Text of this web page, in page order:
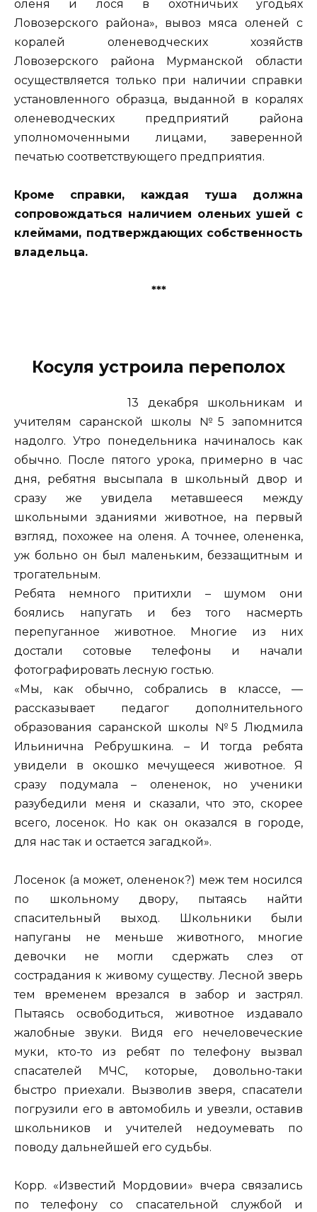
оленя и лося в охотничьих угодьях
Ловозерского района», вывоз мяса оленей с
коралей оленеводческих хозяйств
Ловозерского района Мурманской области
осуществляется только при наличии справки
установленного образца, выданной в коралях
оленеводческих предприятий района
уполномоченными лицами, заверенной
печатью соответствующего предприятия.
Кроме справки, каждая туша должна
сопровождаться наличием оленьих ушей с
клеймами, подтверждающих собственность
владельца.
***
Косуля устроила переполох
13 декабря школьникам и
учителям саранской школы №5 запомнится
надолго. Утро понедельника начиналось как
обычно. После пятого урока, примерно в час
дня, ребятня высыпала в школьный двор и
сразу же увидела метавшееся между
школьными зданиями животное, на первый
взгляд, похожее на оленя. А точнее, олененка,
уж больно он был маленьким, беззащитным и
трогательным.
Ребята немного притихли – шумом они
боялись напугать и без того насмерть
перепуганное животное. Многие из них
достали сотовые телефоны и начали
фотографировать лесную гостью.
«Мы, как обычно, собрались в классе, —
рассказывает педагог дополнительного
образования саранской школы №5 Людмила
Ильинична Ребрушкина. – И тогда ребята
увидели в окошко мечущееся животное. Я
сразу подумала – олененок, но ученики
разубедили меня и сказали, что это, скорее
всего, лосенок. Но как он оказался в городе,
для нас так и остается загадкой».
Лосенок (а может, олененок?) меж тем носился
по школьному двору, пытаясь найти
спасительный выход. Школьники были
напуганы не меньше животного, многие
девочки не могли сдержать слез от
сострадания к живому существу. Лесной зверь
тем временем врезался в забор и застрял.
Пытаясь освободиться, животное издавало
жалобные звуки. Видя его нечеловеческие
муки, кто-то из ребят по телефону вызвал
спасателей МЧС, которые, довольно-таки
быстро приехали. Вызволив зверя, спасатели
погрузили его в автомобиль и увезли, оставив
школьников и учителей недоумевать по
поводу дальнейшей его судьбы.
Корр. «Известий Мордовии» вчера связались
по телефону со спасательной службой и